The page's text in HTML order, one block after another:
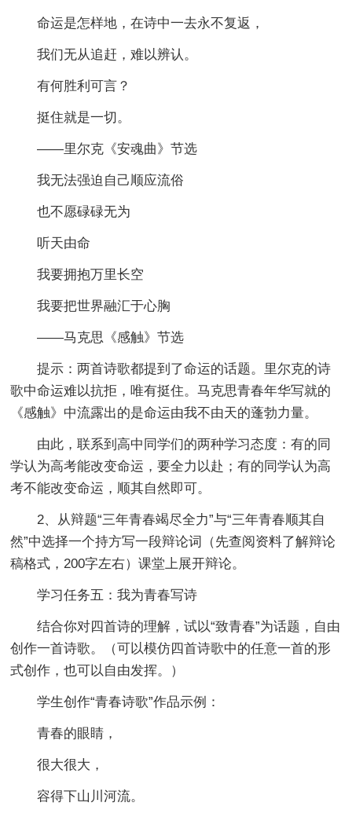
命运是怎样地，在诗中一去永不复返，
我们无从追赶，难以辨认。
有何胜利可言？
挺住就是一切。
——里尔克《安魂曲》节选
我无法强迫自己顺应流俗
也不愿碌碌无为
听天由命
我要拥抱万里长空
我要把世界融汇于心胸
——马克思《感触》节选
提示：两首诗歌都提到了命运的话题。里尔克的诗
歌中命运难以抗拒，唯有挺住。马克思青春年华写就的
《感触》中流露出的是命运由我不由天的蓬勃力量。
由此，联系到高中同学们的两种学习态度：有的同
学认为高考能改变命运，要全力以赴；有的同学认为高
考不能改变命运，顺其自然即可。
2、从辩题“三年青春竭尽全力”与“三年青春顺其自
然”中选择一个持方写一段辩论词（先查阅资料了解辩论
稿格式，200字左右）课堂上展开辩论。
学习任务五：我为青春写诗
结合你对四首诗的理解，试以“致青春”为话题，自由
创作一首诗歌。（可以模仿四首诗歌中的任意一首的形
式创作，也可以自由发挥。）
学生创作“青春诗歌”作品示例：
青春的眼睛，
很大很大，
容得下山川河流。